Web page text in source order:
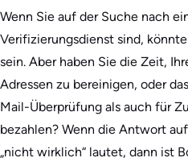
Wenn Sie auf der Suche nach
Verifizierungsdienst sind,
sein. Aber haben Sie die Zeit,
Adressen zu bereinigen, oder
Mail-Überprüfung als auch für
bezahlen? Wenn die Antwort
„nicht wirklich“ lautet, dann ist